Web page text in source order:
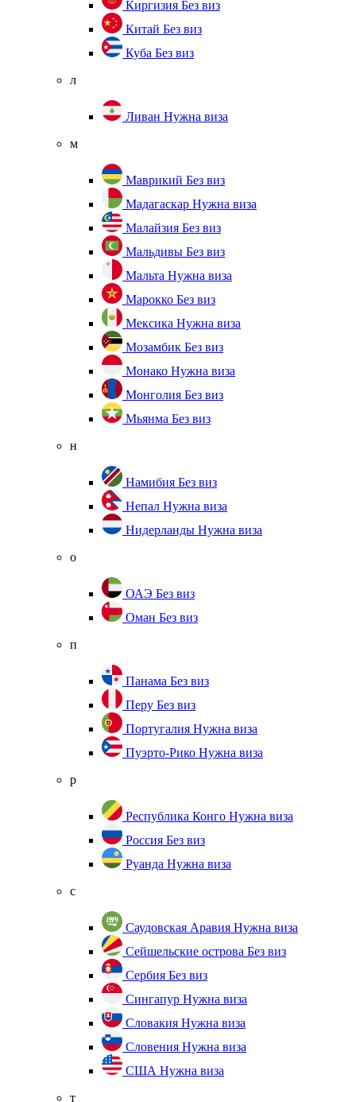
Киргизия Без виз
Китай Без виз
Куба Без виз
л
Ливан Нужна виза
м
Маврикий Без виз
Мадагаскар Нужна виза
Малайзия Без виз
Мальдивы Без виз
Мальта Нужна виза
Марокко Без виз
Мексика Нужна виза
Мозамбик Без виз
Монако Нужна виза
Монголия Без виз
Мьянма Без виз
н
Намибия Без виз
Непал Нужна виза
Нидерланды Нужна виза
о
ОАЭ Без виз
Оман Без виз
п
Панама Без виз
Перу Без виз
Португалия Нужна виза
Пуэрто-Рико Нужна виза
р
Республика Конго Нужна виза
Россия Без виз
Руанда Нужна виза
с
Саудовская Аравия Нужна виза
Сейшельские острова Без виз
Сербия Без виз
Сингапур Нужна виза
Словакия Нужна виза
Словения Нужна виза
США Нужна виза
т